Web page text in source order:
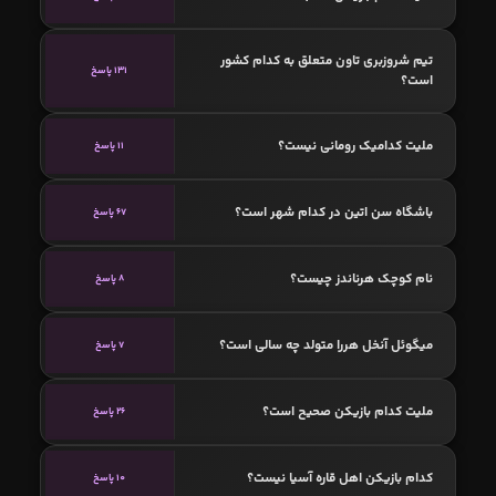
تیم شروزبری تاون متعلق به کدام کشور
است؟
131 پاسخ
ملیت کدامیک رومانی نیست؟ 11 پاسخ
باشگاه سن‌ اتین در کدام شهر است؟ 67 پاسخ
نام کوچک هرناندز چیست؟ 8 پاسخ
میگوئل آنخل هررا متولد چه سالی است؟ 7 پاسخ
ملیت کدام بازیکن صحیح است؟ 26 پاسخ
کدام بازیکن اهل قاره آسیا نیست؟ 10 پاسخ